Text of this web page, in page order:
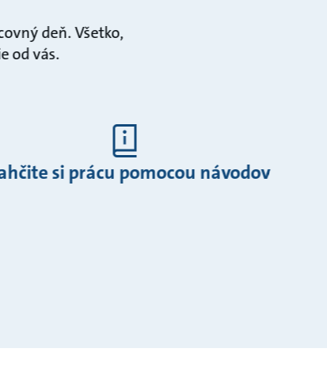
deň. Všetko,
od vás.
si prácu pomocou návodov